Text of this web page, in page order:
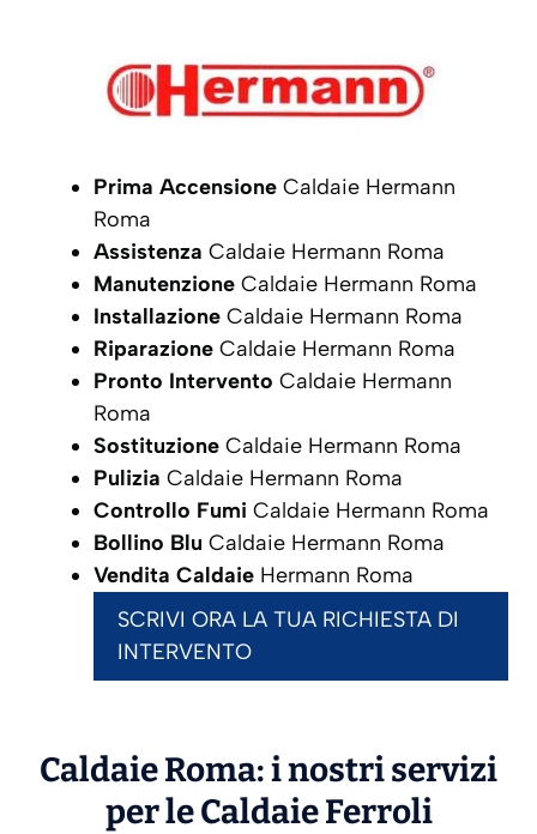
Prima Accensione Caldaie Hermann
Roma
Assistenza Caldaie Hermann Roma
Manutenzione Caldaie Hermann Roma
Installazione Caldaie Hermann Roma
Riparazione Caldaie Hermann Roma
Pronto Intervento Caldaie Hermann
Roma
Sostituzione Caldaie Hermann Roma
Pulizia Caldaie Hermann Roma
Controllo Fumi Caldaie Hermann Roma
Bollino Blu Caldaie Hermann Roma
Vendita Caldaie Hermann Roma
SCRIVI ORA LA TUA RICHIESTA DI
INTERVENTO
Caldaie Roma: i nostri servizi
per le CaldaieFerroli